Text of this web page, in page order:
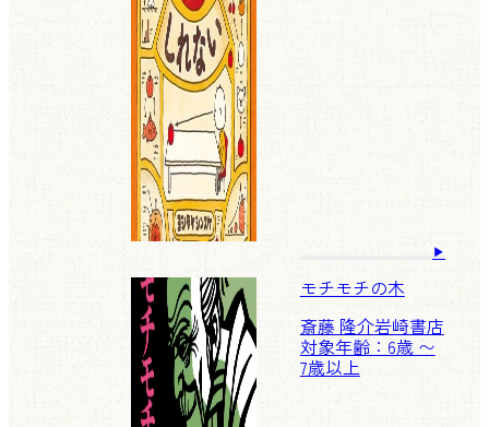
モチモチの木
斎藤 隆介岩崎書店
対象年齢：6歳 〜
7歳以上